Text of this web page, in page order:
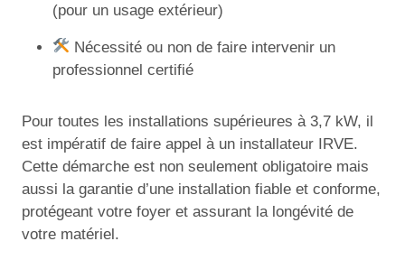
(pour un usage extérieur)
Nécessité ou non de faire intervenir un
professionnel certifié
Pour toutes les installations supérieures à 3,7 kW, il
est impératif de faire appel à un installateur IRVE.
Cette démarche est non seulement obligatoire mais
aussi la garantie d’une installation fiable et conforme,
protégeant votre foyer et assurant la longévité de
votre matériel.